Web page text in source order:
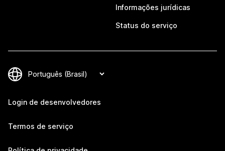
Informações jurídicas
Status do serviço
Login de desenvolvedores
Termos de serviço